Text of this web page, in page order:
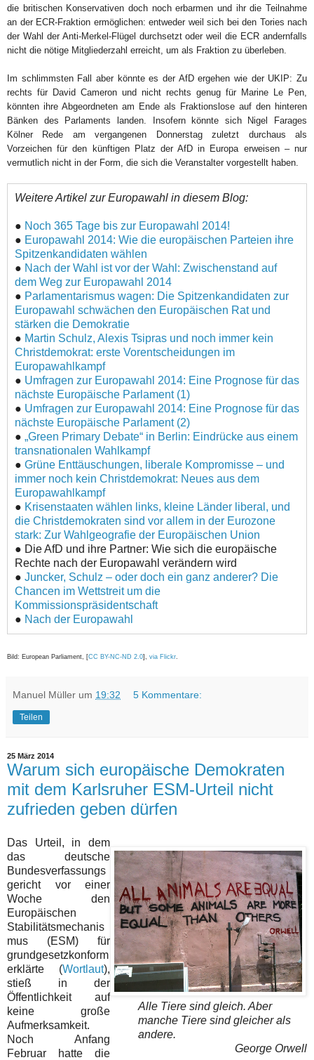
die britischen Konservativen doch noch erbarmen und ihr die Teilnahme
an der ECR-Fraktion ermöglichen: entweder weil sich bei den Tories nach
der Wahl der Anti-Merkel-Flügel durchsetzt oder weil die ECR andernfalls
nicht die nötige Mitgliederzahl erreicht, um als Fraktion zu überleben.
Im schlimmsten Fall aber könnte es der AfD ergehen wie der UKIP: Zu
rechts für David Cameron und nicht rechts genug für Marine Le Pen,
könnten ihre Abgeordneten am Ende als Fraktionslose auf den hinteren
Bänken des Parlaments landen. Insofern könnte sich Nigel Farages
Kölner Rede am vergangenen Donnerstag zuletzt durchaus als
Vorzeichen für den künftigen Platz der AfD in Europa erweisen – nur
vermutlich nicht in der Form, die sich die Veranstalter vorgestellt haben.
Weitere Artikel zur Europawahl in diesem Blog:
● Noch 365 Tage bis zur Europawahl 2014!
● Europawahl 2014: Wie die europäischen Parteien ihre
Spitzenkandidaten wählen
● Nach der Wahl ist vor der Wahl: Zwischenstand auf
dem Weg zur Europawahl 2014
● Parlamentarismus wagen: Die Spitzenkandidaten zur
Europawahl schwächen den Europäischen Rat und
stärken die Demokratie
● Martin Schulz, Alexis Tsipras und noch immer kein
Christdemokrat: erste Vorentscheidungen im
Europawahlkampf
● Umfragen zur Europawahl 2014: Eine Prognose für das
nächste Europäische Parlament (1)
● Umfragen zur Europawahl 2014: Eine Prognose für das
nächste Europäische Parlament (2)
● „Green Primary Debate“ in Berlin: Eindrücke aus einem
transnationalen Wahlkampf
● Grüne Enttäuschungen, liberale Kompromisse – und
immer noch kein Christdemokrat: Neues aus dem
Europawahlkampf
● Krisenstaaten wählen links, kleine Länder liberal, und
die Christdemokraten sind vor allem in der Eurozone
stark: Zur Wahlgeografie der Europäischen Union
● Die AfD und ihre Partner: Wie sich die europäische
Rechte nach der Europawahl verändern wird
● Juncker, Schulz – oder doch ein ganz anderer? Die
Chancen im Wettstreit um die
Kommissionspräsidentschaft
● Nach der Europawahl
Bild: European Parliament, [CC BY-NC-ND 2.0], via Flickr
Manuel Müller um 19:32 5 Kommentare:
Teilen
25 März 2014
Warum sich europäische Demokraten
mit dem Karlsruher ESM-Urteil nicht
zufrieden geben dürfen
Alle Tiere sind gleich. Aber
manche Tiere sind gleicher als
andere.
George Orwell
Das Urteil, in dem
das deutsche
Bundesverfassungs
gericht vor einer
Woche den
Europäischen
Stabilitätsmechanis
mus (ESM) für
grundgesetzkonform
erklärte (Wortlaut),
stieß in der
Öffentlichkeit auf
keine große
Aufmerksamkeit.
Noch Anfang
Februar hatte die